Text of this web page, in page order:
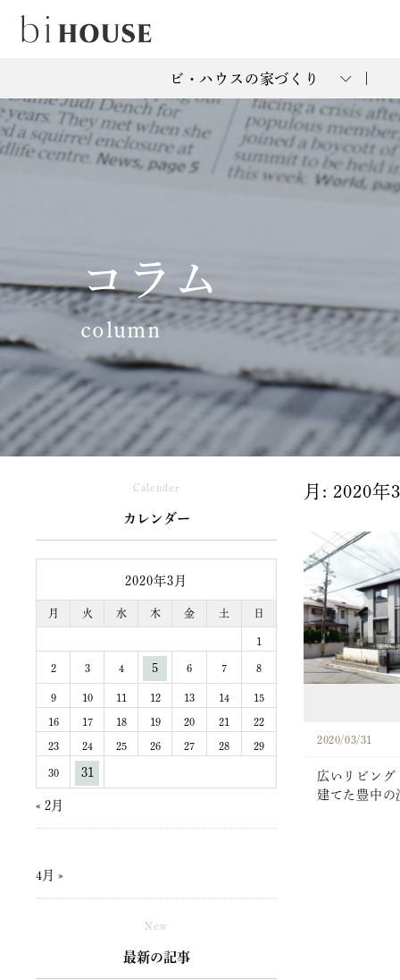
ビ・ハウスの家づくり
コラム
column
月: 2020年
2020/03/31
広いリビング
建てた豊中の
Calender
カレンダー
2020年3月
月 火 水 木 金 土 日
1
2 3 4 5 6 7 8
9 10 11 12 13 14 15
16 17 18 19 20 21 22
23 24 25 26 27 28 29
30 31
« 2月
4月 »
New
最新の記事